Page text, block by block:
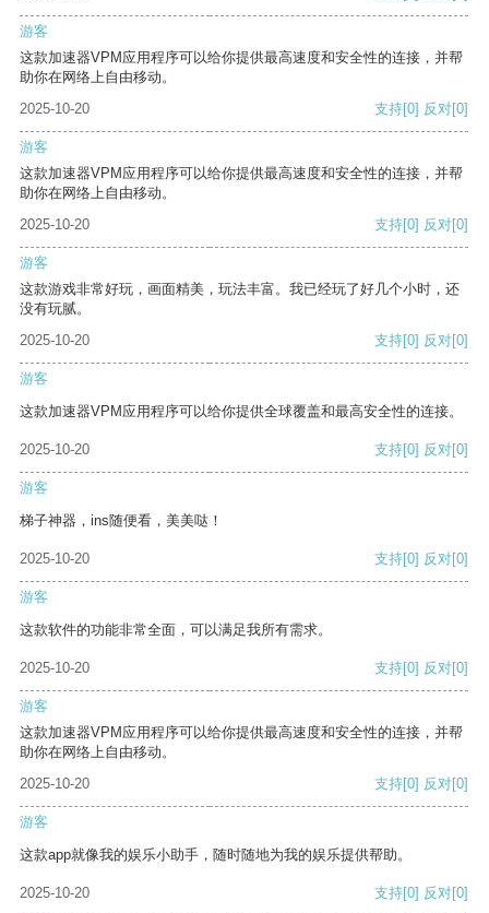
游客
这款加速器VPM应用程序可以给你提供最高速度和安全性的连接，并帮
助你在网络上自由移动。
2025-10-20
支持[0] 反对[0]
游客
这款加速器VPM应用程序可以给你提供最高速度和安全性的连接，并帮
助你在网络上自由移动。
2025-10-20
支持[0] 反对[0]
游客
这款游戏非常好玩，画面精美，玩法丰富。我已经玩了好几个小时，还
没有玩腻。
2025-10-20
支持[0] 反对[0]
游客
这款加速器VPM应用程序可以给你提供全球覆盖和最高安全性的连接。
2025-10-20 支持[0] 反对[0]
游客
梯子神器，ins随便看，美美哒！
2025-10-20 支持[0] 反对[0]
游客
这款软件的功能非常全面，可以满足我所有需求。
2025-10-20 支持[0] 反对[0]
游客
这款加速器VPM应用程序可以给你提供最高速度和安全性的连接，并帮
助你在网络上自由移动。
2025-10-20
支持[0] 反对[0]
游客
这款app就像我的娱乐小助手，随时随地为我的娱乐提供帮助。
2025-10-20 支持[0] 反对[0]